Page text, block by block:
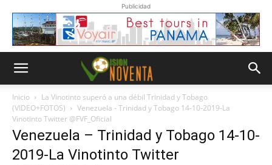
Publicidad
Inicio
La Vinotinto superó a una débil Trinidad y Tobago
(VIDEO+FOTOS)
Venezuela - Trinidad y Tobago 14-10-2019-La
Vinotinto Twitter @FVF_Oficial
Venezuela – Trinidad y Tobago 14-10-
2019-La Vinotinto Twitter